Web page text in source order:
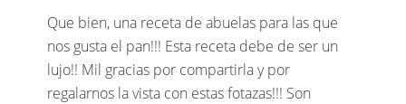
Que bien, una receta de abuelas para las que
nos gusta el pan!!! Esta receta debe de ser un
lujo!! Mil gracias por compartirla y por
regalarnos la vista con estas fotazas!!! Son